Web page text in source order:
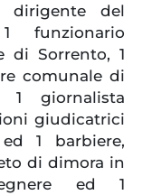
dirigente del
funzionario
di Sorrento, 1
comunale di
1 giornalista
giudicatrici
1 barbiere,
di dimora in
ed 1